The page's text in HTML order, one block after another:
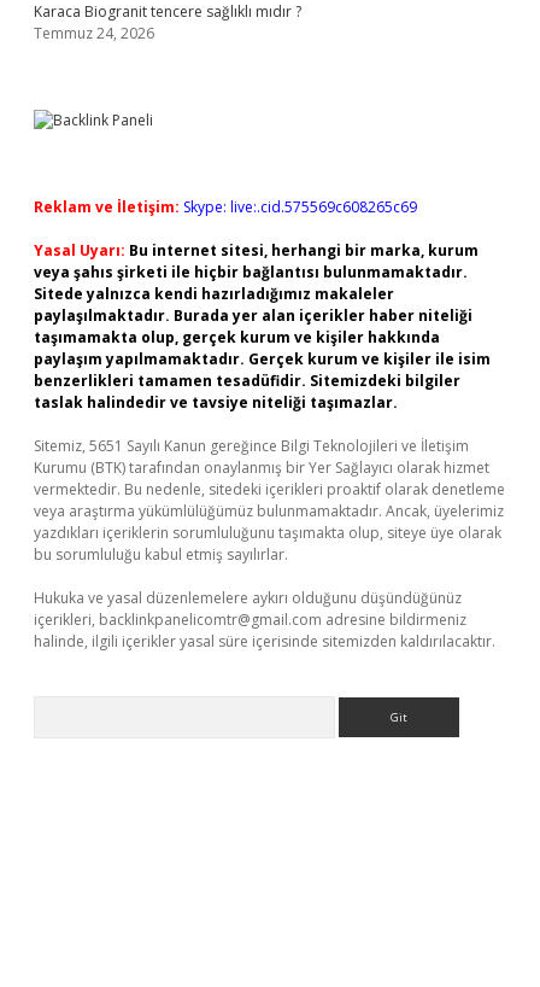
Karaca Biogranit tencere sağlıklı mıdır ?
Temmuz 24, 2026
Reklam ve İletişim: Skype: live:.cid.575569c608265c69
Yasal Uyarı: Bu internet sitesi, herhangi bir marka, kurum
veya şahıs şirketi ile hiçbir bağlantısı bulunmamaktadır.
Sitede yalnızca kendi hazırladığımız makaleler
paylaşılmaktadır. Burada yer alan içerikler haber niteliği
taşımamakta olup, gerçek kurum ve kişiler hakkında
paylaşım yapılmamaktadır. Gerçek kurum ve kişiler ile isim
benzerlikleri tamamen tesadüfidir. Sitemizdeki bilgiler
taslak halindedir ve tavsiye niteliği taşımazlar.
Sitemiz, 5651 Sayılı Kanun gereğince Bilgi Teknolojileri ve İletişim
Kurumu (BTK) tarafından onaylanmış bir Yer Sağlayıcı olarak hizmet
vermektedir. Bu nedenle, sitedeki içerikleri proaktif olarak denetleme
veya araştırma yükümlülüğümüz bulunmamaktadır. Ancak, üyelerimiz
yazdıkları içeriklerin sorumluluğunu taşımakta olup, siteye üye olarak
bu sorumluluğu kabul etmiş sayılırlar.
Hukuka ve yasal düzenlemelere aykırı olduğunu düşündüğünüz
içerikleri, backlinkpanelicomtr@gmail.com adresine bildirmeniz
halinde, ilgili içerikler yasal süre içerisinde sitemizden kaldırılacaktır.